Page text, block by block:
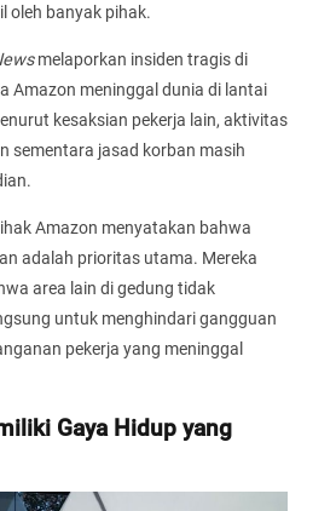
oleh banyak pihak.
melaporkan insiden tragis di
Amazon meninggal dunia di lantai
kesaksian pekerja lain, aktivitas
sementara jasad korban masih
Amazon menyatakan bahwa
adalah prioritas utama. Mereka
area lain di gedung tidak
untuk menghindari gangguan
pekerja yang meninggal
Gaya Hidup yang